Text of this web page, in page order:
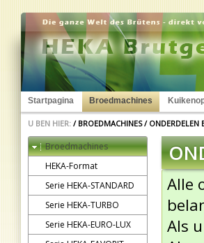
Startpagina Broedmachines
U BEN HIER: / BROEDMACHINES/ ONDERDELEN
Broedmachines
HEKA-Format
Serie HEKA-STANDARD
Serie HEKA-TURBO
Serie HEKA-EURO-LUX
Alle
Als